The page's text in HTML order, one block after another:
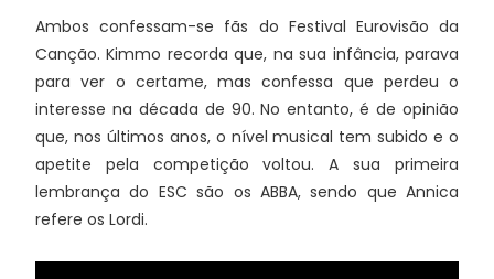
Ambos confessam-se fãs do Festival Eurovisão da
Canção. Kimmo recorda que, na sua infância, parava
para ver o certame, mas confessa que perdeu o
interesse na década de 90. No entanto, é de opinião
que, nos últimos anos, o nível musical tem subido e o
apetite pela competição voltou. A sua primeira
lembrança do ESC são os ABBA, sendo que Annica
refere os Lordi.